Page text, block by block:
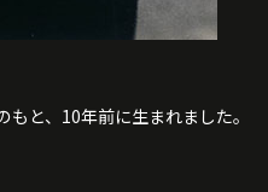
と、10年前に生まれました。